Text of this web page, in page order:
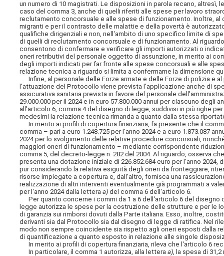
un numero di 10 magistrati. Le disposizioni in parola recano,
caso del comma 3, anche di quelli riferiti alle spese per lavoro
reclutamento concorsuale e alle spese di funzionamento. Inoltre,
migranti e per il contrasto delle malattie e della povertà è
qualifiche dirigenziali e non, nell'ambito di uno specifico limite di
di quelli di reclutamento concorsuale e di funzionamento. Al
consentono di confermare e verificare gli importi autorizzati o
oneri retributivi del personale oggetto di assunzione, in merito ai
degli importi indicati per far fronte alle spese concorsuali e alle
relazione tecnica a riguardo si limita a confermarne la dimensione
Infine, al personale delle Forze armate e delle Forze di polizia e
l'attuazione del Protocollo viene prevista l'applicazione anche di
assicurativa sanitaria prevista in favore del personale
29.000.000 per il 2024 e in euro 57.800.000 annui per ciascuno
all'articolo 6, comma 4 del disegno di legge, suddivisi in più righe
medesimi la relazione tecnica rimanda a quanto dalla stessa
In merito ai profili di copertura finanziaria, fa presente che il
comma – pari aeuro 1.248.725 per l'anno 2024 e a euro 1.873.087
2024 per lo svolgimento delle relative procedure concorsuali,
maggiori oneri di funzionamento – mediante corrispondente
comma 5, del decreto-legge n. 282 del 2004. Al riguardo, osserva
presenta una dotazione iniziale di 226.852.684 euro per l'anno 2024,
pur considerando la relativa esiguità degli oneri da fronteggiare,
risorse impiegate a copertura e, dall'altro, fornisca una
realizzazione di altri interventi eventualmente già programmati a
per l'anno 2024 dalla letteraa) del comma 6 dell'articolo 6.
Per quanto concerne i commi da 1 a 6 dell'articolo 6 del disegno
legge autorizza le spese per la costruzione delle strutture e per le
di garanzia sui rimborsi dovuti dalla Parte italiana. Esso, inoltre,
derivanti sia dal Protocollo sia dal disegno di legge di ratifica. Nel
modo non sempre coincidente sia rispetto agli oneri esposti dalla
di quantificazione a quanto esposto in relazione alle singole
In merito ai profili di copertura finanziaria, rileva che l'articolo 6
In particolare, il comma 1 autorizza, alla letteraa) , la spesa di